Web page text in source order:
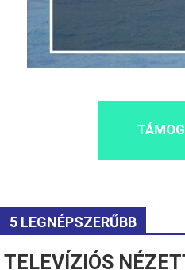
5 LEGNÉPSZERŰBB
TELEVÍZIÓS